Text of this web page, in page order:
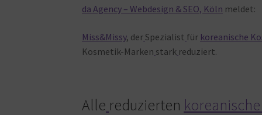
da Agency – Webdesign & SEO, Köln meldet:
Miss&Missy, der Spezialist für koreanische
Kosmetik-Marken stark reduziert.
Alle reduzierten